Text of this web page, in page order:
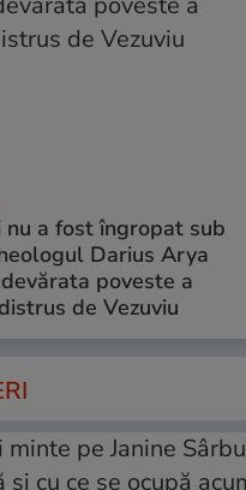
nu a fost îngropat sub
Darius Arya
poveste a
de Vezuviu